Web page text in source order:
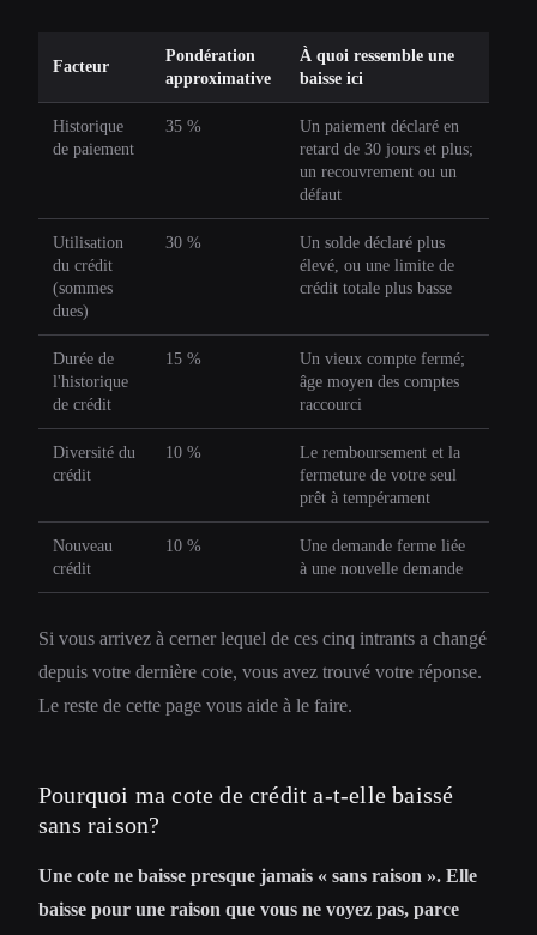
Facteur
Pondération
approximative
À quoi ressemble une
baisse ici
Historique
de paiement
35 %
Un paiement déclaré en
retard de 30 jours et plus;
un recouvrement ou un
défaut
Utilisation
du crédit
(sommes
dues)
30 %
Un solde déclaré plus
élevé, ou une limite de
crédit totale plus basse
Durée de
l'historique
de crédit
15 %
Un vieux compte fermé;
âge moyen des comptes
raccourci
Diversité du
crédit
10 %
Le remboursement et la
fermeture de votre seul
prêt à tempérament
Nouveau
crédit
10 %
Une demande ferme liée
à une nouvelle demande
Si vous arrivez à cerner lequel de ces cinq intrants a changé
depuis votre dernière cote, vous avez trouvé votre réponse.
Le reste de cette page vous aide à le faire.
Pourquoi ma cote de crédit a-t-elle baissé
sans raison?
Une cote ne baisse presque jamais « sans raison ». Elle
baisse pour une raison que vous ne voyez pas, parce